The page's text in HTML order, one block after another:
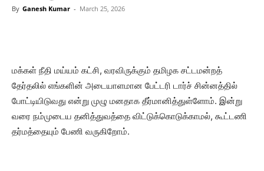
By Ganesh Kumar - March 25, 2026
மக்கள் நீதி மய்யம் கட்சி, வரவிருக்கும் தமிழக சட்டமன்றத்
தேர்தலில் எங்களின் அடையாளமான பேட்டரி டார்ச் சின்னத்தில்
போட்டியிடுவது என்று முழு மனதாக தீர்மானித்துள்ளோம். இன்று
வரை நம்முடைய தனித்துவத்தை விட்டுக்கொடுக்காமல், கூட்டணி
தர்மத்தையும் பேணி வருகிறோம்.